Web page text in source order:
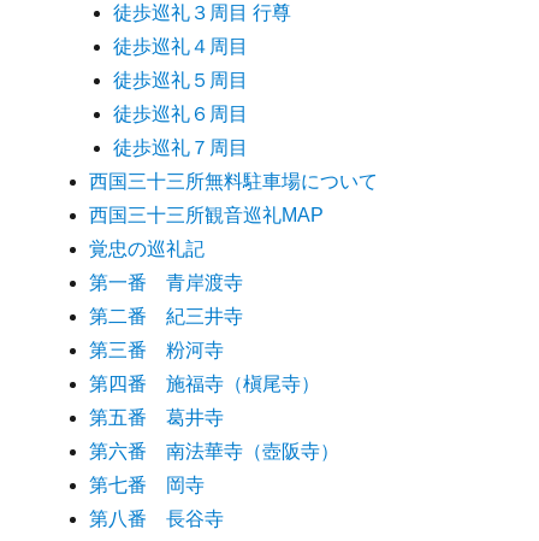
徒歩巡礼３周目 行尊
徒歩巡礼４周目
徒歩巡礼５周目
徒歩巡礼６周目
徒歩巡礼７周目
西国三十三所無料駐車場について
西国三十三所観音巡礼MAP
覚忠の巡礼記
第一番 青岸渡寺
第二番 紀三井寺
第三番 粉河寺
第四番 施福寺（槇尾寺）
第五番 葛井寺
第六番 南法華寺（壺阪寺）
第七番 岡寺
第八番 長谷寺